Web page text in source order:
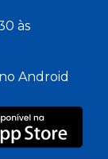
às
Android